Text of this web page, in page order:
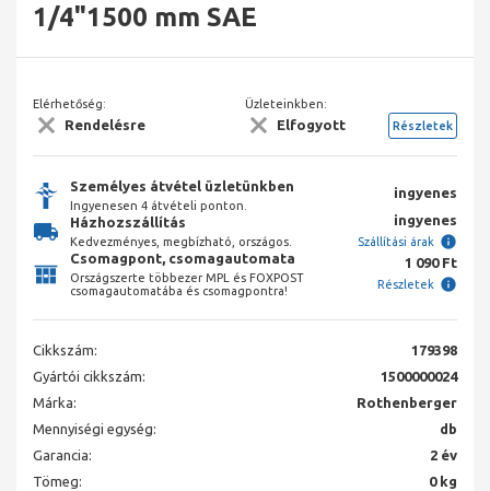
1/4"1500 mm SAE
Elérhetőség:
Rendelésre
Üzleteinkben:
Elfogyott Részletek
Személyes átvétel üzletünkben
Ingyenesen 4 átvételi ponton.
ingyenes
Házhozszállítás
Kedvezményes, megbízható, országos.
ingyenes
Szállítási árak
Csomagpont, csomagautomata
Országszerte többezer MPL és FOXPOST
csomagautomatába és csomagpontra!
1 090 Ft
Részletek
Cikkszám:
179398
Gyártói cikkszám:
1500000024
Márka:
Rothenberger
Mennyiségi egység:
db
Garancia:
2 év
Tömeg:
0 kg